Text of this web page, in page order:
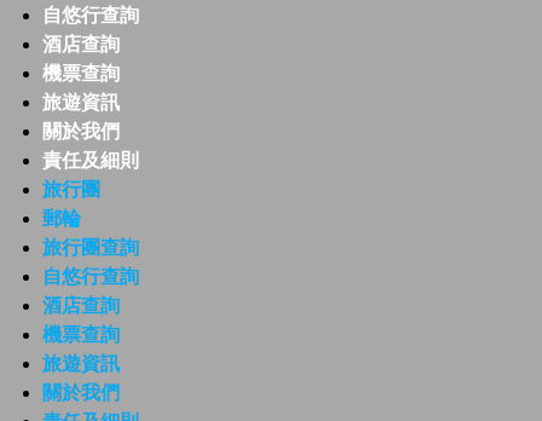
自悠行查詢
酒店查詢
機票查詢
旅遊資訊
關於我們
責任及細則
旅行團
郵輪
旅行團查詢
自悠行查詢
酒店查詢
機票查詢
旅遊資訊
關於我們